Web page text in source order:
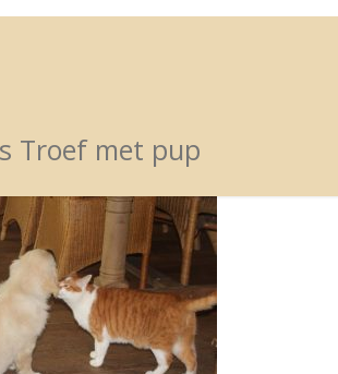
Troef met pup